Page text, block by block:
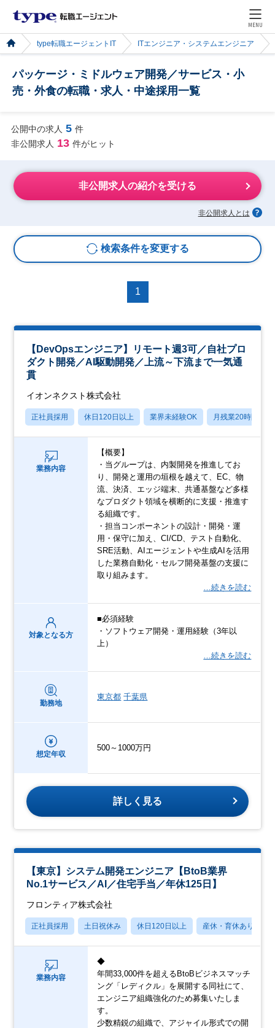
MENU
type転職エージェントIT ITエンジニア・システムエンジニア
パッケージ・ミドルウェア開発／サービス・小
売・外食の転職・求人・中途採用一覧
公開中の求人 5 件
非公開求人 13 件がヒット
非公開求人の紹介を受ける
非公開求人とは
検索条件を変更する
1
【DevOpsエンジニア】リモート週3可／自社プロ
ダクト開発／AI駆動開発／上流～下流まで一気通
貫
イオンネクスト株式会社
正社員採用 休日120日以上 業界未経験OK 月残業20時間以内
業務内容
【概要】
・当グループは、内製開発を推進してお
り、開発と運用の垣根を越えて、EC、物
流、決済、エッジ端末、共通基盤など多様
なプロダクト領域を横断的に支援・推進す
る組織です。
・担当コンポーネントの設計・開発・運
用・保守に加え、CI/CD、テスト自動化、
SRE活動、AIエージェントや生成AIを活用
した業務自動化・セルフ開発基盤の支援に
取り組みます。
…続きを読む
対象となる方
■必須経験
・ソフトウェア開発・運用経験（3年以
上）
…続きを読む
勤務地
東京都 千葉県
想定年収
500～1000万円
詳しく見る
【東京】システム開発エンジニア【BtoB業界
No.1サービス／AI／住宅手当／年休125日】
フロンティア株式会社
正社員採用 土日祝休み 休日120日以上 産休・育休あり
業務内容
◆
年間33,000件を超えるBtoBビジネスマッチ
ング「レディクル」を展開する同社にて、
エンジニア組織強化のため募集いたしま
す。
少数精鋭の組織で、アジャイル形式での開